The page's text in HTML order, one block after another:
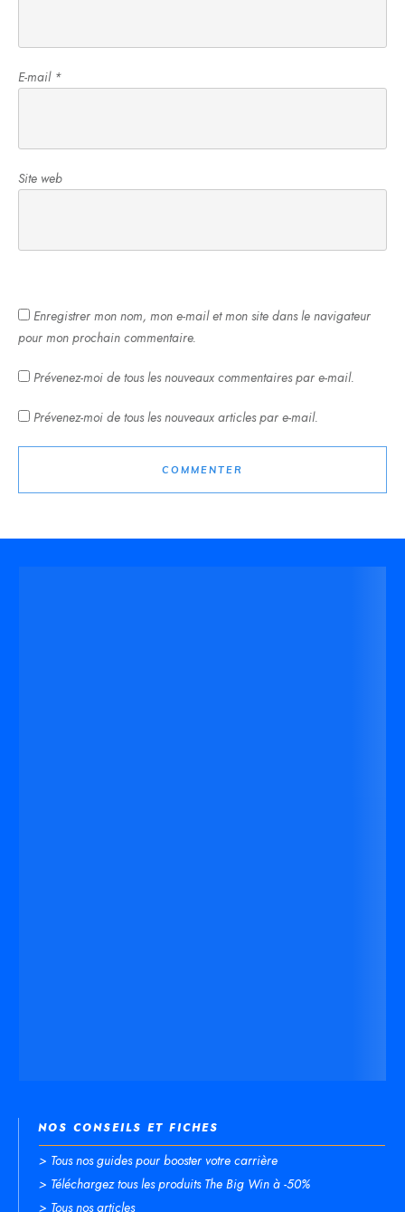
E-mail *
Site web
Enregistrer mon nom, mon e-mail et mon site dans le navigateur
pour mon prochain commentaire.
Prévenez-moi de tous les nouveaux commentaires par e-mail.
Prévenez-moi de tous les nouveaux articles par e-mail.
COMMENTER
NOS CONSEILS ET FICHES
> Tous nos guides pour booster votre carrière
> Téléchargez tous les produits The Big Win à -50%
> Tous nos articles